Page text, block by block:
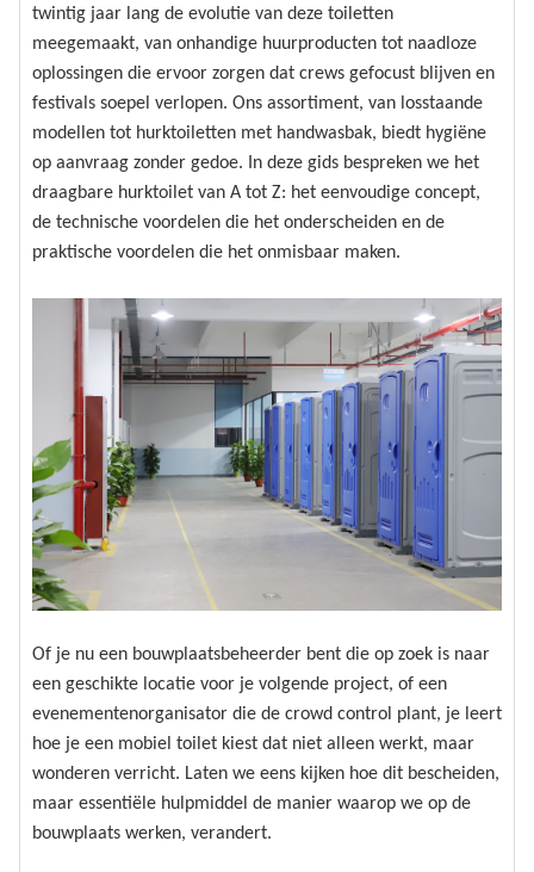
twintig jaar lang de evolutie van deze toiletten
meegemaakt, van onhandige huurproducten tot naadloze
oplossingen die ervoor zorgen dat crews gefocust blijven en
festivals soepel verlopen. Ons assortiment, van losstaande
modellen tot hurktoiletten met handwasbak, biedt hygiëne
op aanvraag zonder gedoe. In deze gids bespreken we het
draagbare hurktoilet van A tot Z: het eenvoudige concept,
de technische voordelen die het onderscheiden en de
praktische voordelen die het onmisbaar maken.
Of je nu een bouwplaatsbeheerder bent die op zoek is naar
een geschikte locatie voor je volgende project, of een
evenementenorganisator die de crowd control plant, je leert
hoe je een mobiel toilet kiest dat niet alleen werkt, maar
wonderen verricht. Laten we eens kijken hoe dit bescheiden,
maar essentiële hulpmiddel de manier waarop we op de
bouwplaats werken, verandert.